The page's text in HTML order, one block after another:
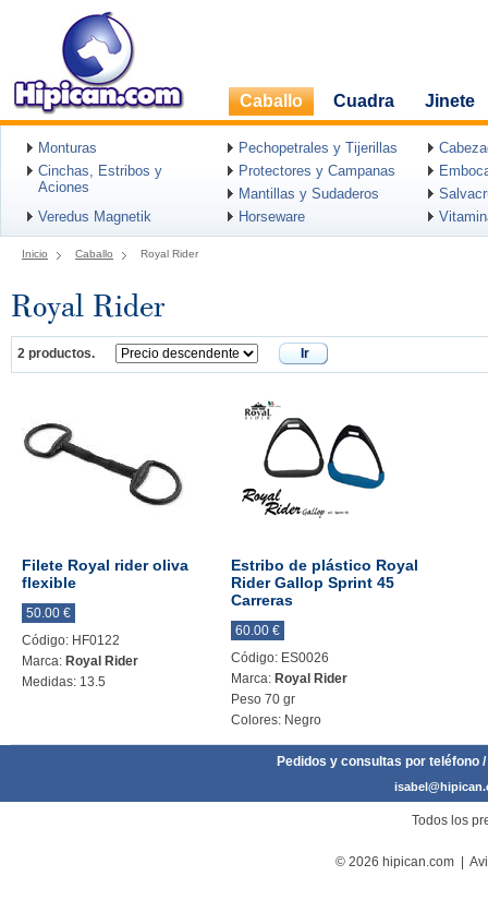
Caballo Cuadra Jinete
Monturas Pechopetrales y Tijerillas
Cinchas, Estribos y
Aciones
Protectores y Campanas
Mantillas y Sudaderos
Veredus Magnetik
Horseware
Inicio Caballo Royal Rider
Royal Rider
2 productos. Ir
Filete Royal rider oliva
flexible
50.00 €
Código: HF0122
Marca: Royal Rider
Medidas: 13.5
Estribo de plástico Royal
Rider Gallop Sprint 45
Carreras
60.00 €
Código: ES0026
Marca: Royal Rider
Peso 70 gr
Colores: Negro
Pedidos y consultas por teléfono
Todos los
© 2026 hipican.com |